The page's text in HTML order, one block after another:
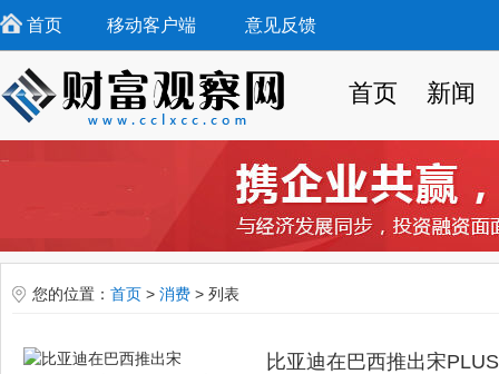
首页 移动客户端 意见反馈
首页 新闻
您的位置： 首页 > 消费 > 列表
比亚迪在巴西推出宋